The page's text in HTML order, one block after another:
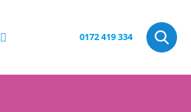
0172 419 334